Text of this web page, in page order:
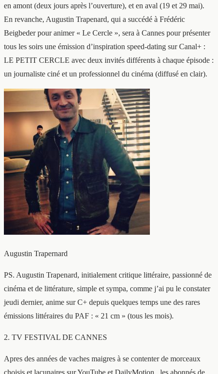
en amont (deux jours après l’ouverture), et en aval (19 et 29 mai).
En revanche, Augustin Trapenard, qui a succédé à Frédéric
Beigbeder pour animer « Le Cercle », sera à Cannes pour présenter
tous les soirs une émission d’inspiration speed-dating sur Canal+ :
LE PETIT CERCLE avec deux invités différents à chaque épisode :
un journaliste ciné et un professionnel du cinéma (diffusé en clair).
Augustin Trapernard
PS. Augustin Trapenard, initialement critique littéraire, passionné de
cinéma et de littérature, simple et sympa, comme j’ai pu le constater
jeudi dernier, anime sur C+ depuis quelques temps une des rares
émissions littéraires du PAF : « 21 cm » (tous les mois).
2. TV FESTIVAL DE CANNES
Apres des années de vaches maigres à se contenter de morceaux
choisis et lacunaires sur YouTube et DailyMotion, les abonnés de